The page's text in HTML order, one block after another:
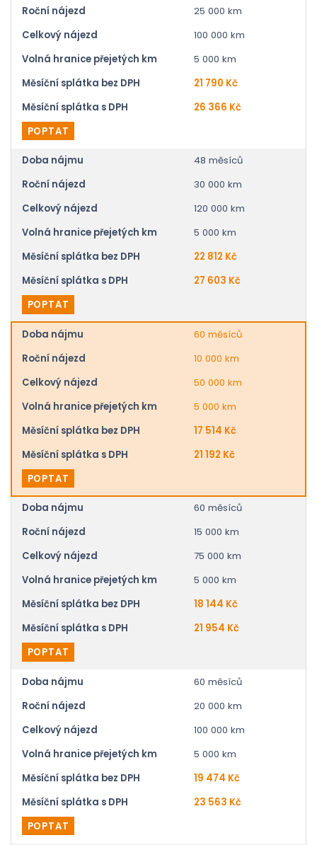
Roční nájezd
25 000 km
Celkový nájezd
100 000 km
Volná hranice přejetých km
5 000 km
Měsíční splátka bez DPH
21 790 Kč
Měsíční splátka s DPH
26 366 Kč
POPTAT
Doba nájmu
48 měsíců
Roční nájezd
30 000 km
Celkový nájezd
120 000 km
Volná hranice přejetých km
5 000 km
Měsíční splátka bez DPH
22 812 Kč
Měsíční splátka s DPH
27 603 Kč
POPTAT
Doba nájmu
60 měsíců
Roční nájezd
10 000 km
Celkový nájezd
50 000 km
Volná hranice přejetých km
5 000 km
Měsíční splátka bez DPH
17 514 Kč
Měsíční splátka s DPH
21 192 Kč
POPTAT
Doba nájmu
60 měsíců
Roční nájezd
15 000 km
Celkový nájezd
75 000 km
Volná hranice přejetých km
5 000 km
Měsíční splátka bez DPH
18 144 Kč
Měsíční splátka s DPH
21 954 Kč
POPTAT
Doba nájmu
60 měsíců
Roční nájezd
20 000 km
Celkový nájezd
100 000 km
Volná hranice přejetých km
5 000 km
Měsíční splátka bez DPH
19 474 Kč
Měsíční splátka s DPH
23 563 Kč
POPTAT